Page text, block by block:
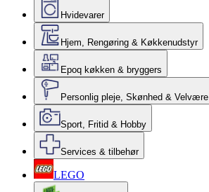
Hvidevarer
Hjem, Rengøring & Køkkenudstyr
Epoq køkken & bryggers
Personlig pleje, Skønhed & Velvære
Sport, Fritid & Hobby
Services & tilbehør
LEGO